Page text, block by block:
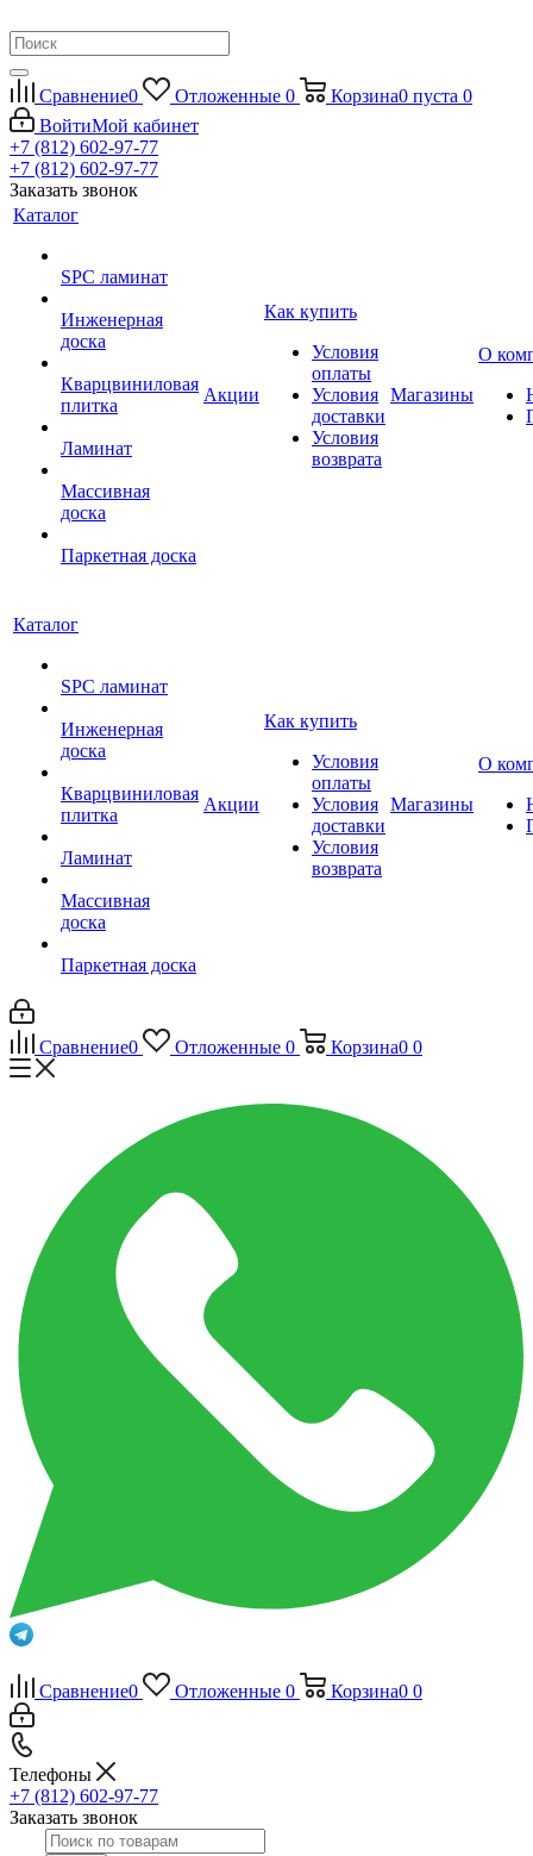
Сравнение0 Отложенные 0 Корзина0 пуста 0
ВойтиМой кабинет
+7 (812) 602-97-77
+7 (812) 602-97-77
Заказать звонок
Каталог
SPC ламинат
Инженерная
доска
Кварцвиниловая
плитка
Ламинат
Массивная
доска
Паркетная доска
Акции
Как купить
Условия
оплаты
Условия
доставки
Условия
возврата
Магазины
О
Каталог
SPC ламинат
Инженерная
доска
Кварцвиниловая
плитка
Ламинат
Массивная
доска
Паркетная доска
Акции
Как купить
Условия
оплаты
Условия
доставки
Условия
возврата
Магазины
О
Сравнение0 Отложенные 0 Корзина0 0
Сравнение0 Отложенные 0 Корзина0 0
Телефоны
+7 (812) 602-97-77
Заказать звонок